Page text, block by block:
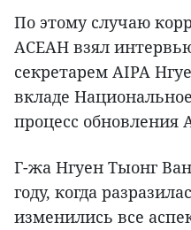
По этому случаю
АСЕАН взял
секретарем AIPA
вкладе
процесс обновления
Г-жа Нгуен Тыонг
году, когда
изменились все